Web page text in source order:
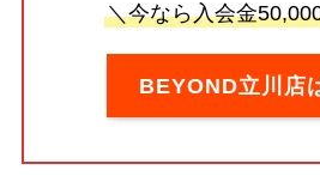
＼今なら入会金
BEYOND立川店